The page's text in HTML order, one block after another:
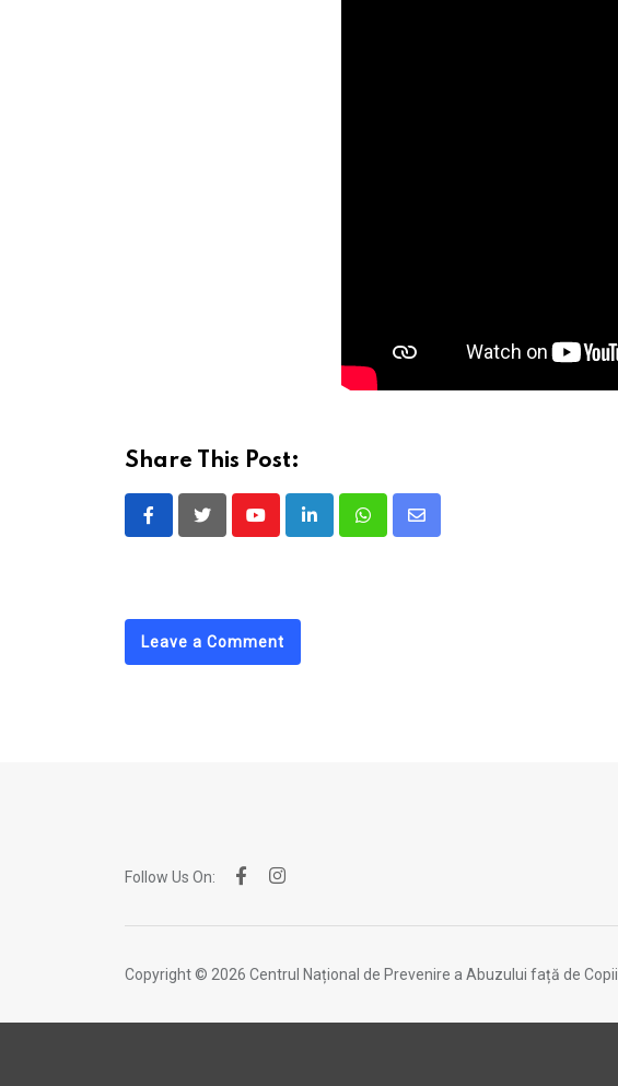
Share This Post:
YoutubeLinkedInWhatsappShare
Leave a Comment
Follow Us On:
Copyright © 2026 Centrul Național de Prevenire a Abuzului față de Copii